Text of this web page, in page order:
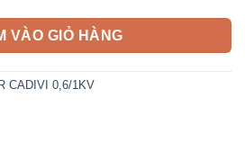
VÀO GIỎ HÀNG
CADIVI 0,6/1KV